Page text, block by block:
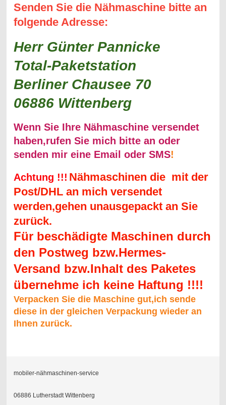
Senden Sie die Nähmaschine bitte an
folgende Adresse:
Herr Günter Pannicke
Total-Paketstation
Berliner Chausee 70
06886 Wittenberg
Wenn Sie Ihre Nähmaschine versendet
haben,rufen Sie mich bitte an oder
senden mir eine Email oder SMS!
Achtung !!! Nähmaschinen die mit der
Post/DHL an mich versendet
werden,gehen unausgepackt an Sie
zurück.
Für beschädigte Maschinen durch
den Postweg bzw.Hermes-
Versand bzw.Inhalt des Paketes
übernehme ich keine Haftung !!!!
Verpacken Sie die Maschine gut,ich sende
diese in der gleichen Verpackung wieder an
Ihnen zurück.
mobiler-nähmaschinen-service
06886 Lutherstadt Wittenberg